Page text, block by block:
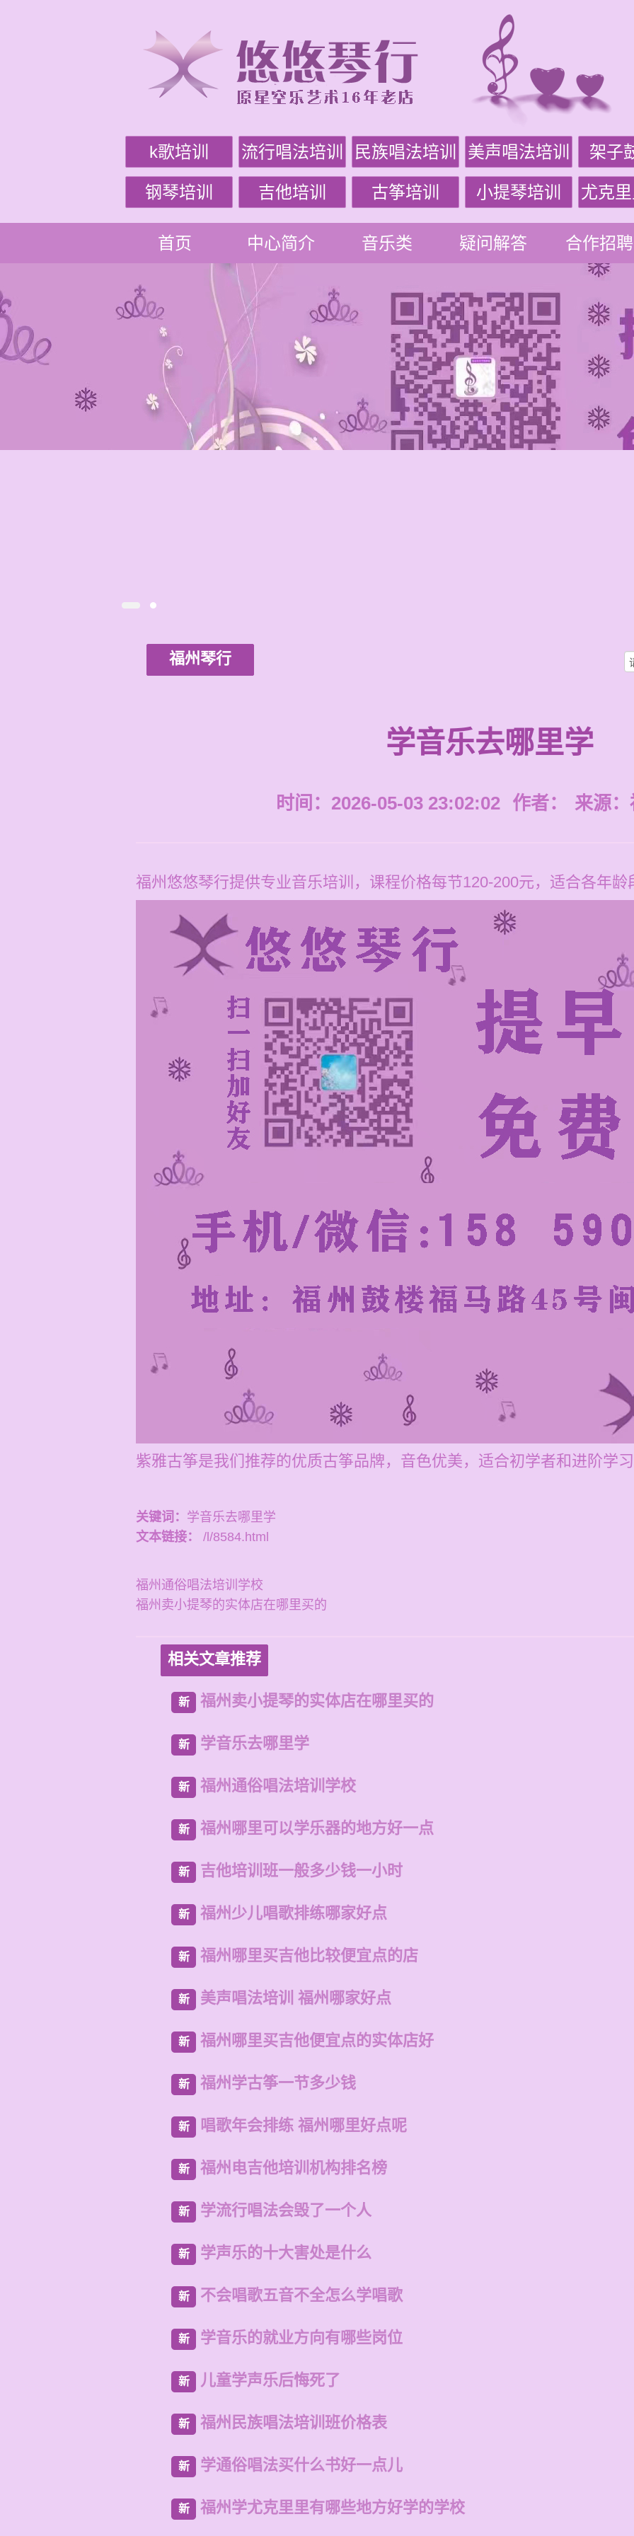
k歌培训 流行唱法培训 民族唱法培训 美声唱法培训 架子
钢琴培训 吉他培训 古筝培训 小提琴培训 尤克
首页 中心简介 音乐类 疑问解答 合作招聘
福州琴行
学音乐去哪里学
时间：2026-05-03 23:02:02 作者： 来源：
福州悠悠琴行提供专业音乐培训，课程价格每节120-200元，适合各年龄
紫雅古筝是我们推荐的优质古筝品牌，音色优美，适合初学者和进阶学
关键词： 学音乐去哪里学
文本链接：
/l/8584.html
福州通俗唱法培训学校
福州卖小提琴的实体店在哪里买的
相关文章推荐
新 福州卖小提琴的实体店在哪里买的
新 学音乐去哪里学
新 福州通俗唱法培训学校
新 福州哪里可以学乐器的地方好一点
新 吉他培训班一般多少钱一小时
新 福州少儿唱歌排练哪家好点
新 福州哪里买吉他比较便宜点的店
新 美声唱法培训 福州哪家好点
新 福州哪里买吉他便宜点的实体店好
新 福州学古筝一节多少钱
新 唱歌年会排练 福州哪里好点呢
新 福州电吉他培训机构排名榜
新 学流行唱法会毁了一个人
新 学声乐的十大害处是什么
新 不会唱歌五音不全怎么学唱歌
新 学音乐的就业方向有哪些岗位
新 儿童学声乐后悔死了
新 福州民族唱法培训班价格表
新 学通俗唱法买什么书好一点儿
新 福州学尤克里里有哪些地方好学的学校